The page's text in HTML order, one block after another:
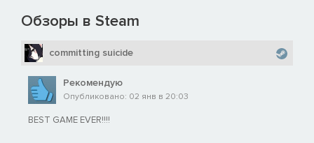
Обзоры в Steam
committing suicide
Рекомендую
Опубликовано: 02 янв в 20:03
BEST GAME EVER!!!!